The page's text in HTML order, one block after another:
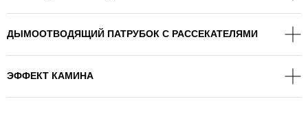
ДЫМООТВОДЯЩИЙ ПАТРУБОК С РАССЕКАТЕЛЯМИ
ЭФФЕКТ КАМИНА